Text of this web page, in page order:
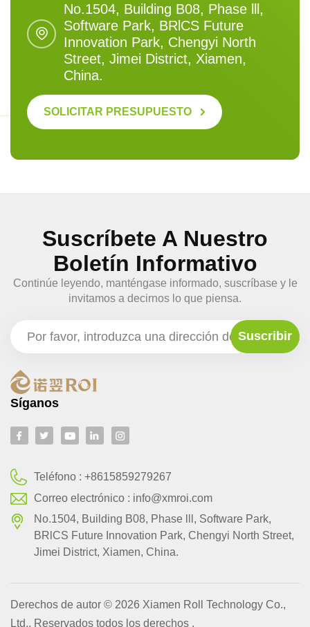
No.1504, Building B08, Phase lll,
Software Park, BRlCS Future
Innovation Park, Chengyi North
Street, Jimei District, Xiamen,
China.
SOLICITAR PRESUPUESTO
Suscríbete A Nuestro
Boletín Informativo
Continúe leyendo, manténgase informado, suscríbase y le
invitamos a decirnos lo que piensa.
Síganos
Teléfono :+8615859279267
Correo electrónico : info@xmroi.com
No.1504, Building B08, Phase lll, Software Park,
BRlCS Future Innovation Park, Chengyi North Street,
Jimei District, Xiamen, China.
Derechos de autor © 2026 Xiamen Roll Technology Co.,
Ltd.. Reservados todos los derechos .